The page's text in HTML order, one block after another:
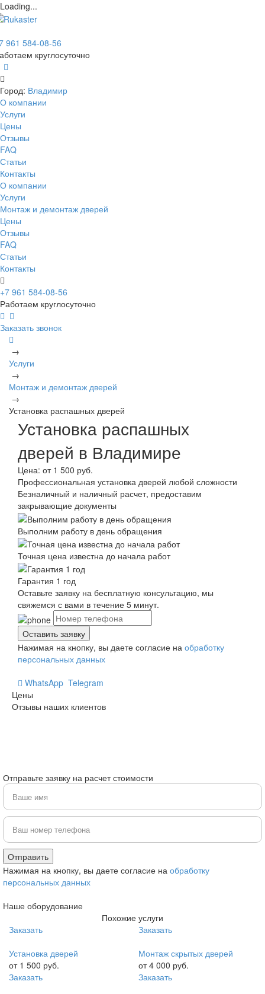
Loading...
961 584-08-56
круглосуточно
Город: Владимир
О компании
Услуги
Цены
Отзывы
FAQ
Статьи
Контакты
О компании
Услуги
Монтаж и демонтаж дверей
Цены
Отзывы
FAQ
Статьи
Контакты
+7 961 584-08-56
Работаем круглосуточно
Заказать звонок
→
Услуги
→
Монтаж и демонтаж дверей
→
Установка распашных дверей
Установка распашных
дверей в Владимире
Цена: от 1 500 руб.
Профессиональная установка дверей любой сложности
Безналичный и наличный расчет, предоставим
закрывающие документы
Выполним работу в день обращения
Точная цена известна до начала работ
Гарантия 1 год
Оставьте заявку на бесплатную консультацию, мы
свяжемся с вами в течение 5 минут.
Нажимая на кнопку, вы даете согласие на обработку
персональных данных
WhatsApp Telegram
Цены
Отзывы наших клиентов
Отправьте заявку на расчет стоимости
Нажимая на кнопку, вы даете согласие на обработку
персональных данных
Наше оборудование
Похожие услуги
Заказать
Установка дверей
от 1 500 руб.
Заказать
Монтаж скрытых дверей
от 4 000 руб.
Заказать
Заказать